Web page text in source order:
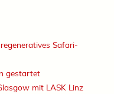
Safari-
gestartet
mit LASK Linz